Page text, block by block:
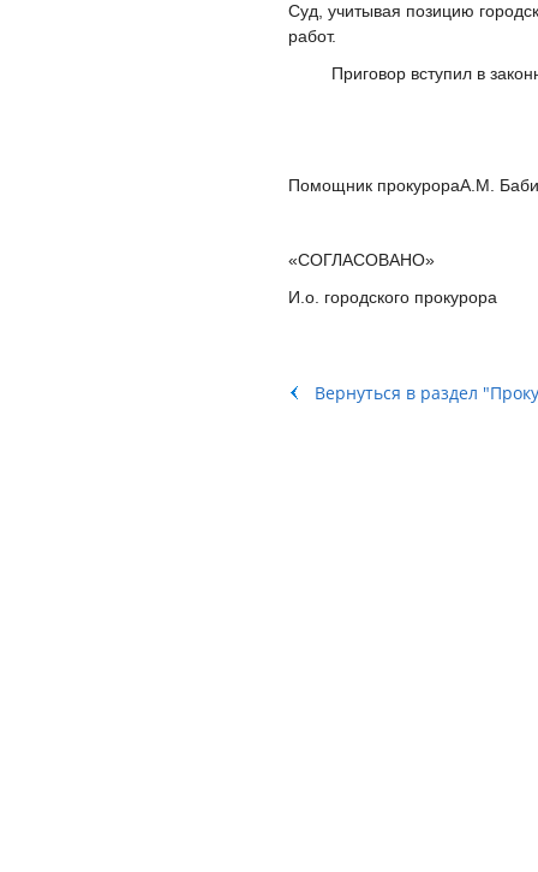
Суд, учитывая позицию
работ.
Приговор вступил в
Помощник прокурораА.М.
«СОГЛАСОВАНО»
И.о. городского
Вернуться в раздел